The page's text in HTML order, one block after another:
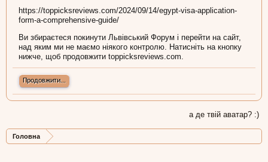
https://toppicksreviews.com/2024/09/14/egypt-visa-application-
form-a-comprehensive-guide/
Ви збираєтеся покинути Львівський Форум і перейти на сайт,
над яким ми не маємо ніякого контролю. Натисніть на кнопку
нижче, щоб продовжити toppicksreviews.com.
Продовжити...
а де твій аватар? :)
Головна